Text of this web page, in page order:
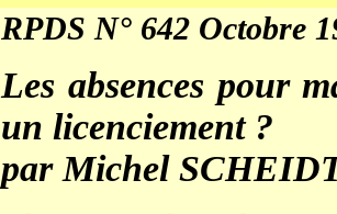
RPDS N° 642 Octobre
Les absences pour
un licenciement ?
par Michel